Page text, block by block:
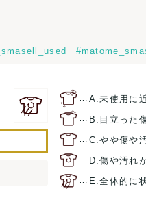
… A.未使用に
… B.目立った
… C.やや傷や
… D.傷や汚れ
… E.全体的に